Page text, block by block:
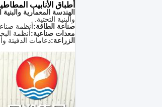
أطباق الأنابيب
الهندسة المعمارية والبنية
والبنية التحتية.
صناعة الطاقة:أنظمة
معدات صناعية:أنظمة
الزراعة:دعامات الدفيئة